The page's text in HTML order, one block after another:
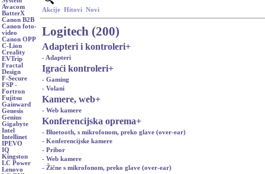
Avacom
BatterX
Canon B2B
Canon foto-
video
Canon OPP
C-Lion
Creality
EVTrip
Fractal
Design
F-Secure
FSP -
Fortron
Fujitsu
Gainward
Genesis
Genius
Gigabyte
Intel
Intellinet
IPEVO
IQ
Kingston
LC Power
Lenovo
Akcije Hitovi Novi
Logitech (200)
Adapteri i kontroleri+
- Adapteri
Igraći kontroleri+
- Gaming
- Volani
Kamere, web+
- Web kamere
Konferencijska oprema+
- Bluetooth, s mikrofonom, preko glave (over-ear)
- Konferencijske kamere
- Pribor
- Web kamere
- Žične s mikrofonom, preko glave (over-ear)